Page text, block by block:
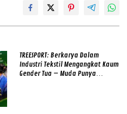
TREESPORT: Berkarya Dalam
Industri Tekstil Mengangkat Kaum
Gender Tua – Muda Punya